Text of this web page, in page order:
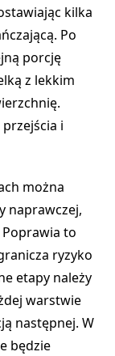
kilka
Po
porcję
z lekkim
i
można
naprawczej,
to
ryzyko
etapy należy
warstwie
następnej. W
będzie